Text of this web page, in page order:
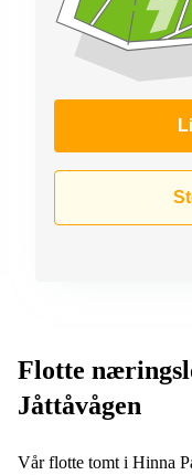
Brattørkaia
17A
Trondheim
Flotte
Jåttåvågen
Vår flotte tomt i Hinna